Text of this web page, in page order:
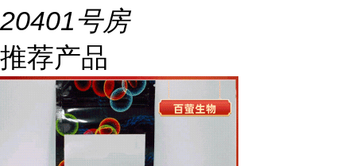
20401号房
推荐产品